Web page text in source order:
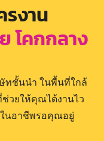
งาน
โคกกลาง
ทชั้นนำ ในพื้นที่ใกล้
วยให้คุณได้งานไว
ในอาชีพรอคุณอยู่